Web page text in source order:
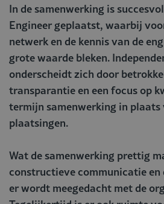
In de samenwerking is
Engineer geplaatst, waarbij
netwerk en de kennis van de
grote waarde bleken.
onderscheidt zich door
transparantie en een focus op
termijn samenwerking in plaats
plaatsingen.
Wat de samenwerking prettig
constructieve communicatie en
er wordt meegedacht met de